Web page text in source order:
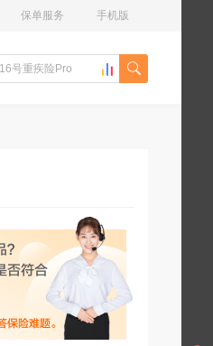
手机版
保单服务